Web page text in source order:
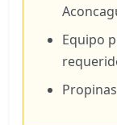
Equipo